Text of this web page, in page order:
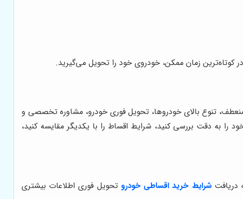
کوتاه‌ترین زمان ممکن، خودروی خود را تحویل می‌گیرید.
منعطف، تنوع بالای خودروها، تحویل فوری خودرو، مشاوره تخصصی و
را به دقت بررسی کنید، شرایط اقساط را با یکدیگر مقایسه کنید،
دریافتشرایط خرید اقساطی خودرو تحویل فوری اطلاعات بیشتری